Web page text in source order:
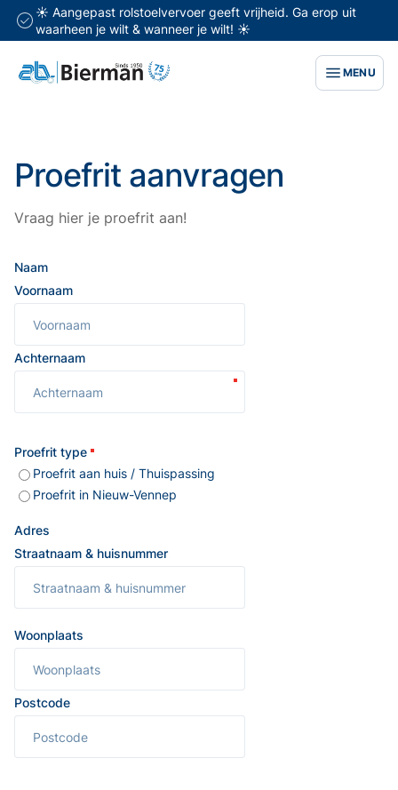
☀️ Aangepast rolstoelvervoer geeft vrijheid. Ga erop uit
waarheen je wilt & wanneer je wilt! ☀️
MENU
Proefrit aanvragen
Vraag hier je proefrit aan!
Naam
Voornaam
Achternaam
Proefrit type
Proefrit aan huis / Thuispassing
Proefrit in Nieuw-Vennep
Adres
Straatnaam & huisnummer
Woonplaats
Postcode